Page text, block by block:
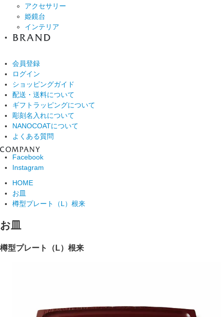
アクセサリー
姫鏡台
インテリア
会員登録
ログイン
ショッピングガイド
配送・送料について
ギフトラッピングについて
彫刻名入れについて
NANOCOATについて
よくある質問
Facebook
Instagram
HOME
お皿
樽型プレート（L）根来
お皿
樽型プレート（L）根来